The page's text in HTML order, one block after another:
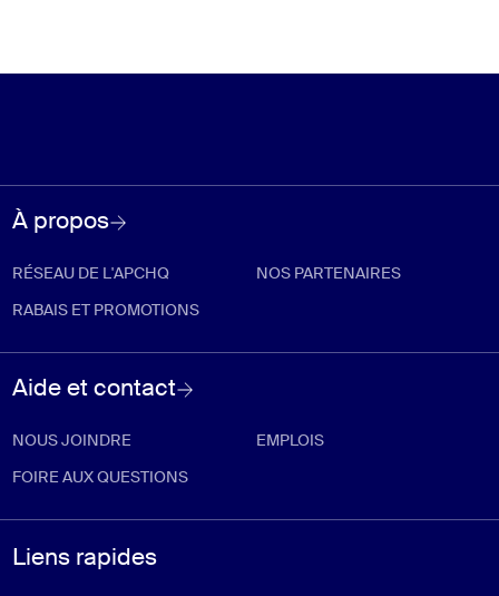
À propos
RÉSEAU DE L'APCHQ NOS PARTENAIRES
RABAIS ET PROMOTIONS
Aide et contact
NOUS JOINDRE EMPLOIS
FOIRE AUX QUESTIONS
Liens rapides